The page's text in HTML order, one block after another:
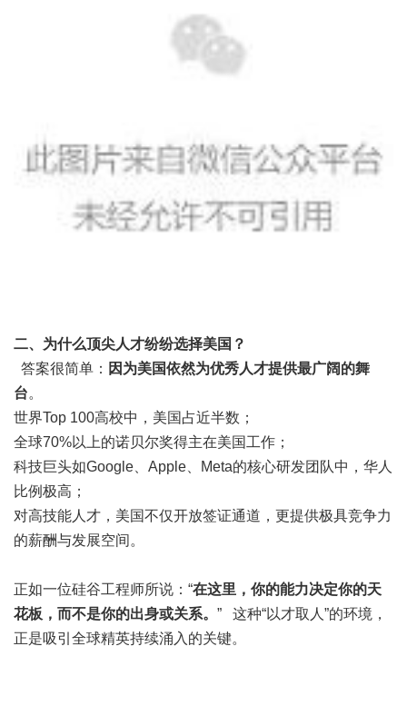
二、为什么顶尖人才纷纷选择美国？
答案很简单： 因为美国依然为优秀人才提供最广阔的舞
台。
世界Top 100高校中，美国占近半数；
全球70%以上的诺贝尔奖得主在美国工作；
科技巨头如Google、Apple、Meta的核心研发团队中，华人
比例极高；
对高技能人才，美国不仅开放签证通道，更提供极具竞争力
的薪酬与发展空间。
正如一位硅谷工程师所说：“在这里，你的能力决定你的天
花板，而不是你的出身或关系。 ” 这种“以才取人”的环境，
正是吸引全球精英持续涌入的关键。